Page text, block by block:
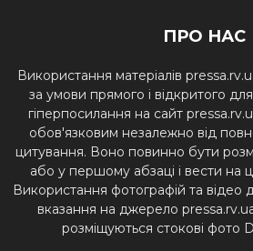
ПРО НАС
Використання матеріалів
за умови прямого і відкритого
гіперпосилання на сайт
обов'язковим незалежно від
цитування. Воно повинно бути
або у першому абзаці і вести на
Використання фотографій та відео
вказання на джерело
розміщуються стокові фото